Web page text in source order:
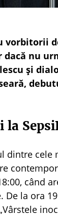
vorbitorii
nu
și
la
dintre
când
la ora